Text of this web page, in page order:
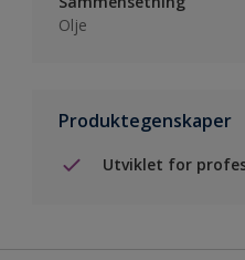
Olje
Produktegenskaper
Utviklet for